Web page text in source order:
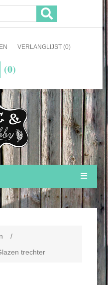
VERLANGLIJST (0)
(0)
/
trechter